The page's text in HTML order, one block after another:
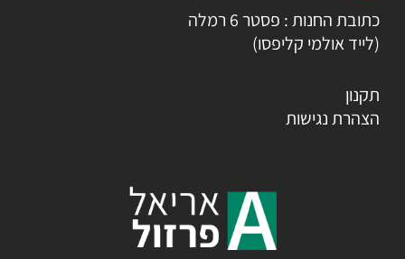
כתובת החנות : פסטר 6 רמלה
(לייד אולמי קליפסו)
תקנון
הצהרת נגישות